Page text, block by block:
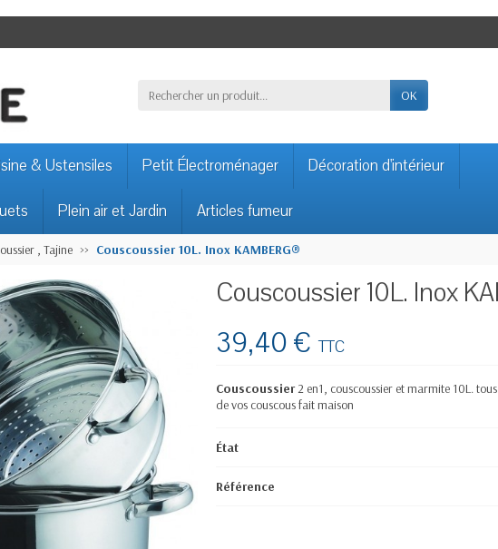
OK
& Ustensiles Petit Électroménager Décoration d'intérieur
Plein air et Jardin Articles fumeur
, Tajine Couscoussier 10L. Inox KAMBERG®
Couscoussier 10L. Inox
39,40 €TTC
Couscoussier2 en1, couscoussier et marmite 10L.
de vos couscous fait maison
État
Référence